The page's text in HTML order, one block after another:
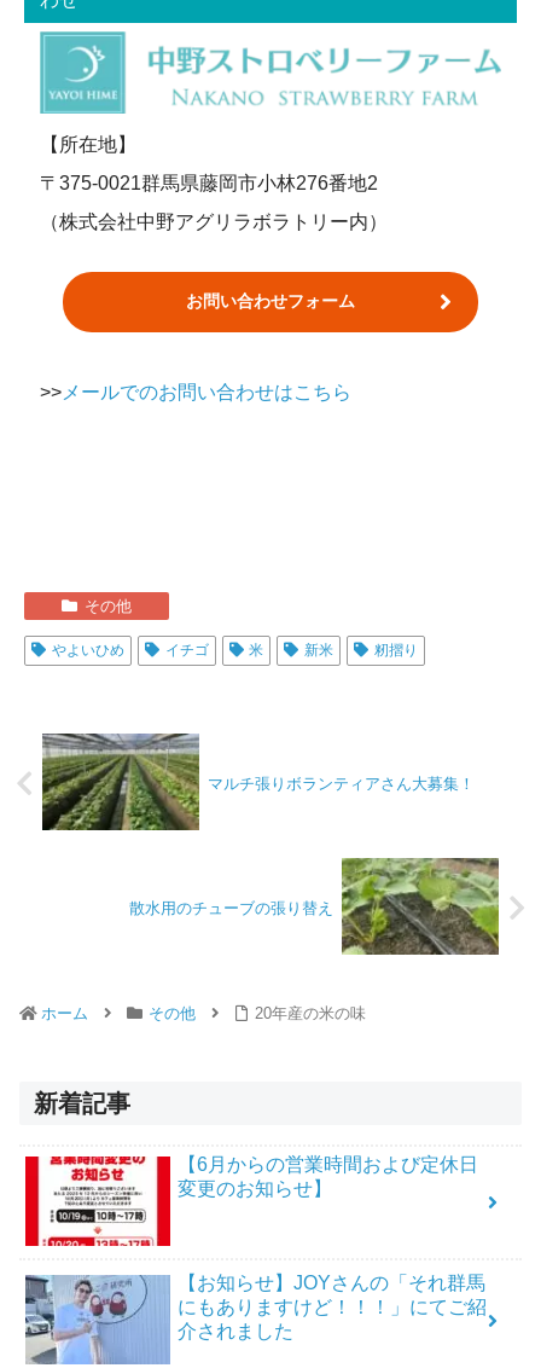
【所在地】
〒375-0021群馬県藤岡市小林276番地2
（株式会社中野アグリラボラトリー内）
お問い合わせフォーム
>>メールでのお問い合わせはこちら
その他
やよいひめ イチゴ 米 新米 籾摺り
マルチ張りボランティアさん大募集！
散水用のチューブの張り替え
ホーム その他 20年産の米の味
新着記事
【6月からの営業時間および定休日
変更のお知らせ】
【お知らせ】JOYさんの「それ群馬
にもありますけど！！！」にてご紹
介されました